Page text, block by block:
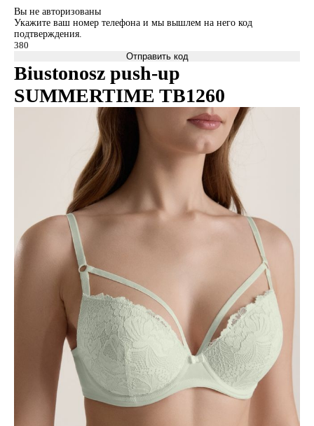
Вы не авторизованы
Укажите ваш номер телефона и мы вышлем на него код
подтверждения.
Отправить код
Biustonosz push-up
SUMMERTIME TB1260